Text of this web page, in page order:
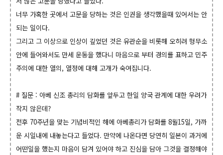
너무 가혹한 곳에서 고문을 당하는 것은 인권을 생각했을때 있어서는 안
되는 일이다.
그리고 그 이상으로 인상이 깊었던 것은 유관순을 비롯해 오히려 형무소
안에 들어와서도 만세 운동을 했다니 마음으로 부터 경의를 표하고 민주
주의에 대한 열의, 열정에 대해 고개가 숙여집니다.
# 질문 : 아베 신조 총리의 담화를 앞두고 한일 양국 관계에 대한 우려가
작지 않은데?
전후 70주년을 맞는 기념비적인 해에 아베총리가 담화를 8월15일, 가까
운 시일내에 내놓는다고 들었다. 만약에 나온다면 당연히 일본이 과거에
어떤일을 했는지 마음이 담겨 있어야 하고 진심을 담아 그것을 결정해야